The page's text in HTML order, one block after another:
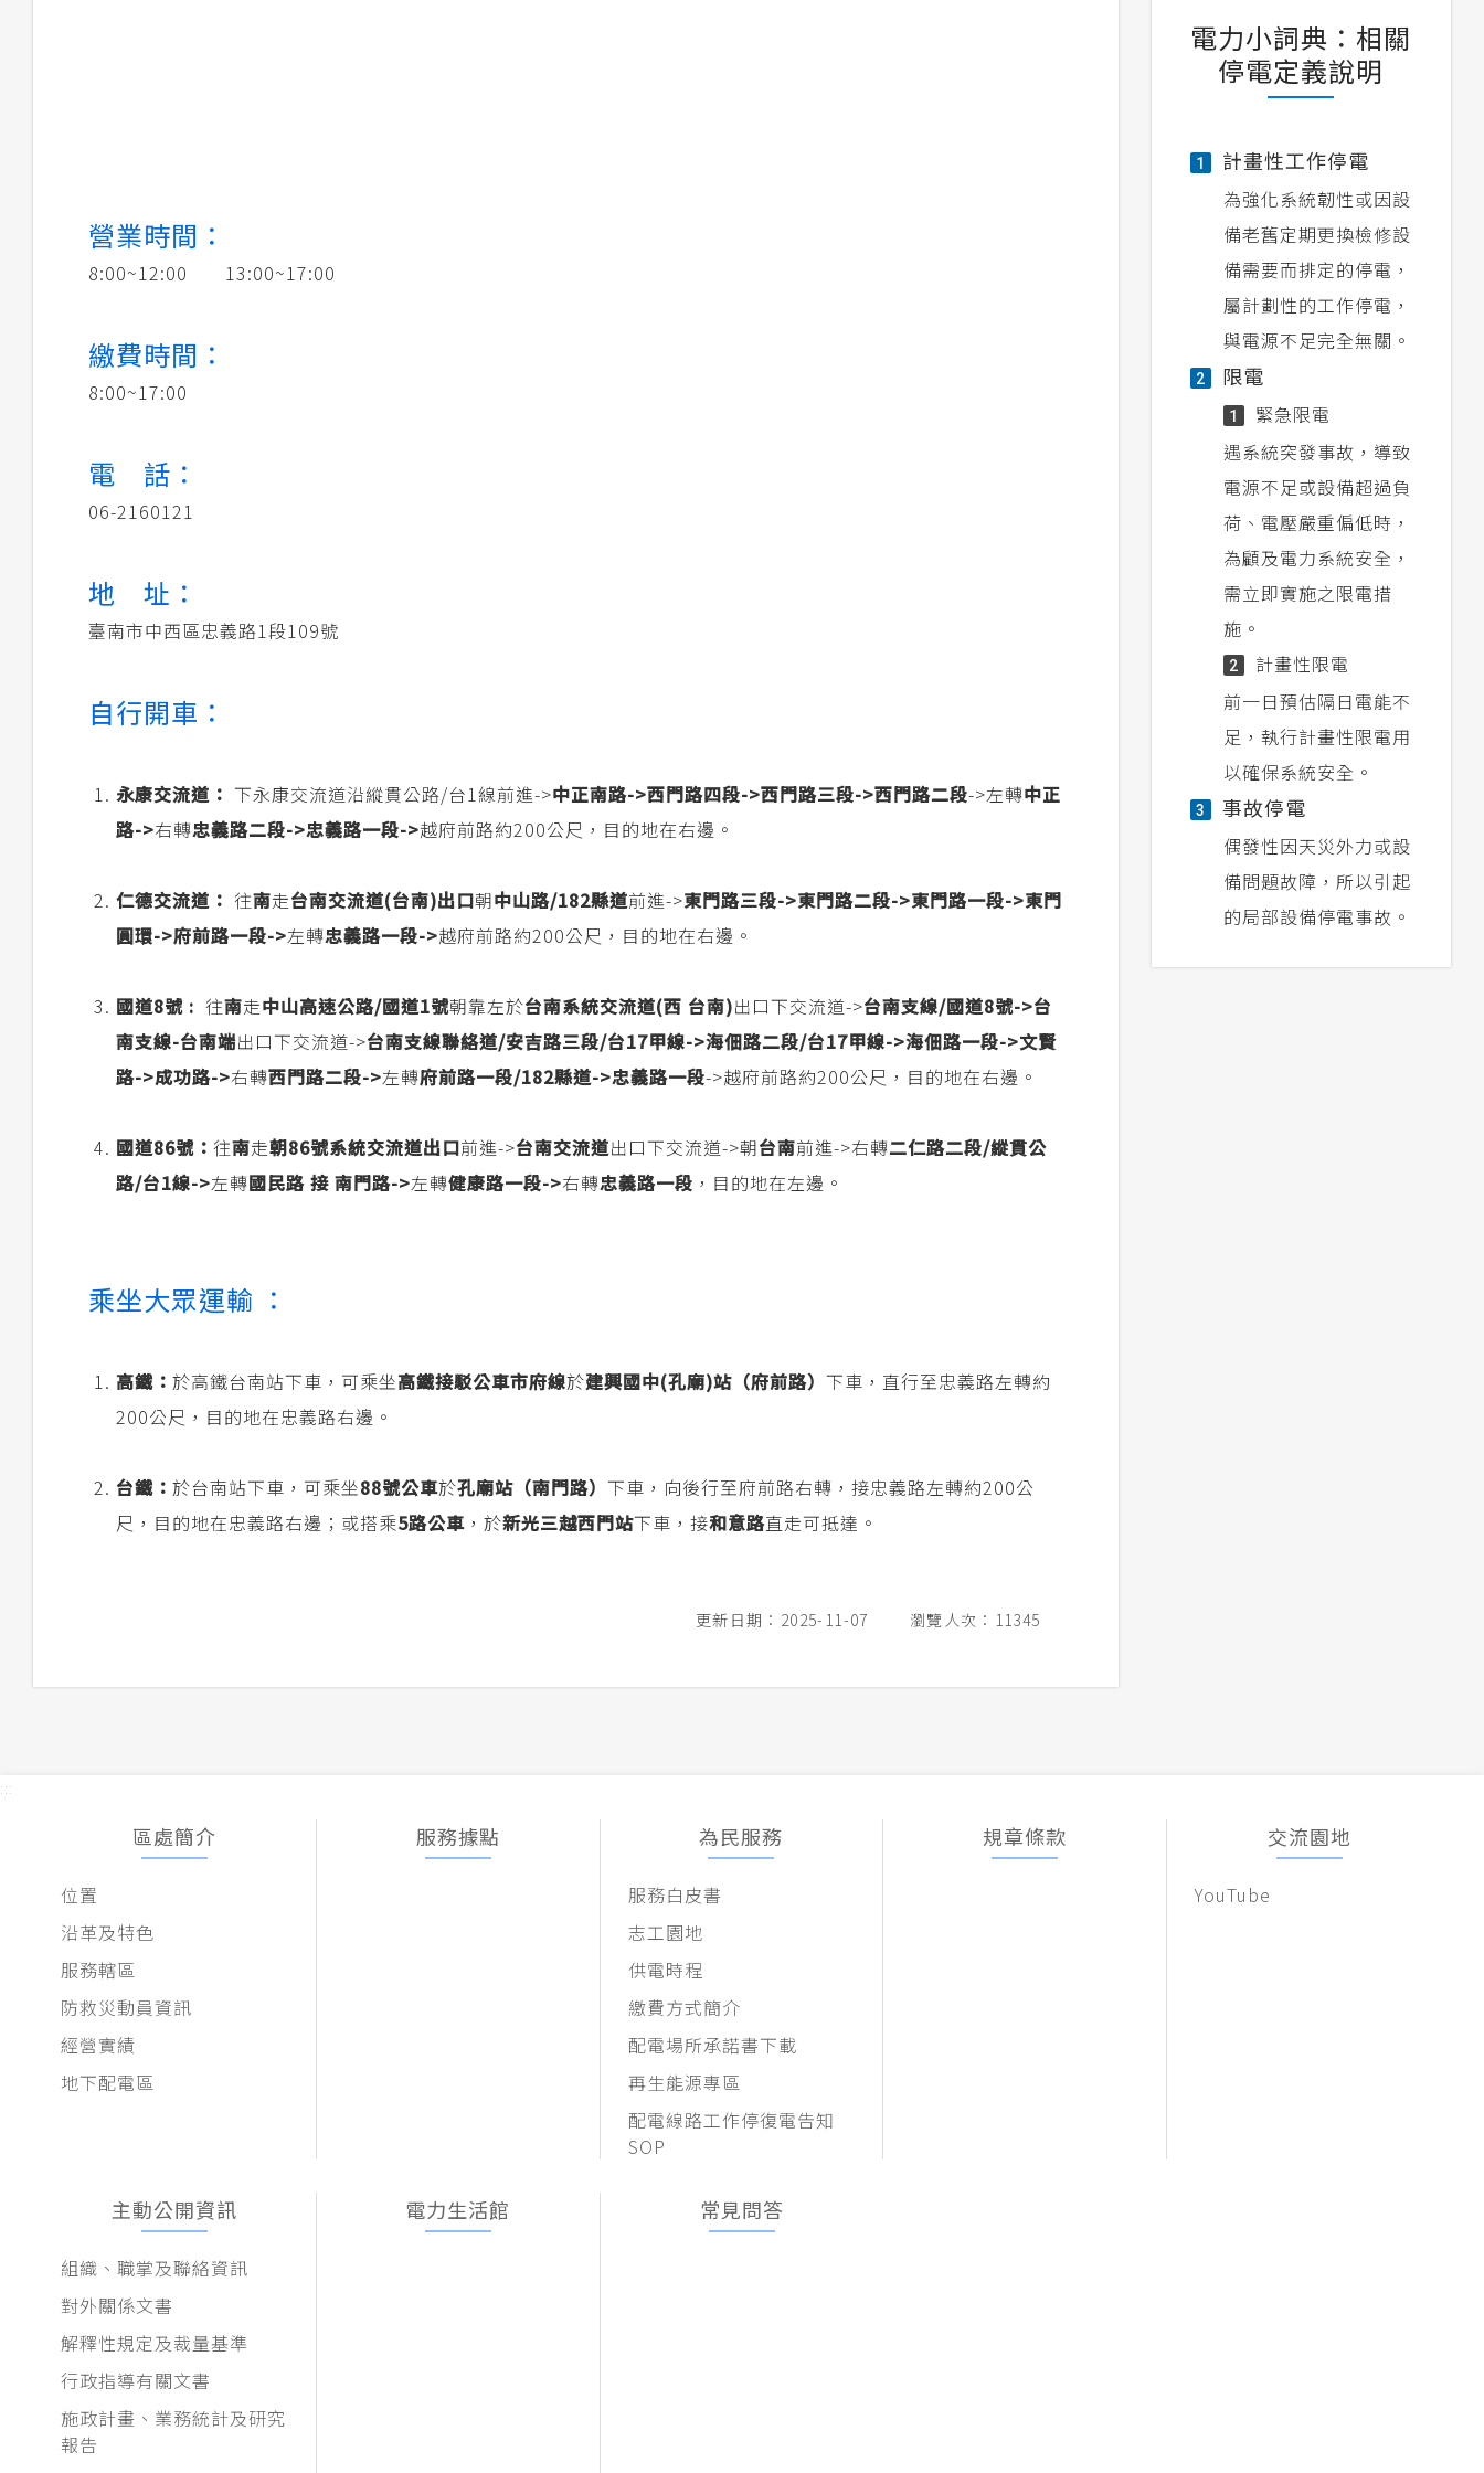
營業時間：
8:00~12:00 13:00~17:00
繳費時間：
8:00~17:00
電 話：
06-2160121
地 址：
臺南市中西區忠義路1段109號
自行開車：
永康交流道： 下永康交流道沿縱貫公路/台1線前進->中正南路->西門路四段->西門路三段->西門路二段->左轉中正
路->右轉忠義路二段->忠義路一段->越府前路約200公尺，目的地在右邊。
仁德交流道： 往南走台南交流道(台南)出口朝中山路/182縣道前進->東門路三段->東門路二段->東門路一段->東門
圓環->府前路一段->左轉忠義路一段->越府前路約200公尺，目的地在右邊。
國道8號 : 往南走中山高速公路/國道1號朝靠左於台南系統交流道(西 台南)出口下交流道->台南支線/國道8號->台
南支線-台南端出口下交流道->台南支線聯絡道/安吉路三段/台17甲線->海佃路二段/台17甲線->海佃路一段->文賢
路->成功路->右轉西門路二段->左轉府前路一段/182縣道->忠義路一段->越府前路約200公尺，目的地在右邊。
國道86號： 往南走朝86號系統交流道出口前進->台南交流道出口下交流道->朝台南前進->右轉二仁路二段/縱貫公
路/台1線->左轉國民路 接 南門路->左轉健康路一段->右轉忠義路一段 ，目的地在左邊。
乘坐大眾運輸 ：
高鐵： 於高鐵台南站下車，可乘坐高鐵接駁公車市府線於建興國中(孔廟)站（府前路） 下車，直行至忠義路左轉約
200公尺，目的地在忠義路右邊。
台鐵： 於台南站下車，可乘坐88號公車於孔廟站（南門路） 下車，向後行至府前路右轉，接忠義路左轉約200公
尺，目的地在忠義路右邊；或搭乘5路公車 ，於新光三越西門站下車，接和意路直走可抵達。
更新日期：2025-11-07 瀏覽人次：11345
電力小詞典：相關
停電定義說明
1 計畫性工作停電
為強化系統韌性或因設
備老舊定期更換檢修設
備需要而排定的停電，
屬計劃性的工作停電，
與電源不足完全無關。
2 限電
1
緊急限電
遇系統突發事故，導致
電源不足或設備超過負
荷、電壓嚴重偏低時，
為顧及電力系統安全，
需立即實施之限電措
施。
2
計畫性限電
前一日預估隔日電能不
足，執行計畫性限電用
以確保系統安全。
3 事故停電
偶發性因天災外力或設
備問題故障，所以引起
的局部設備停電事故。
:::
區處簡介
位置
沿革及特色
服務轄區
防救災動員資訊
經營實績
地下配電區
服務據點 為民服務
服務白皮書
志工園地
供電時程
繳費方式簡介
配電場所承諾書下載
再生能源專區
配電線路工作停復電告知
SOP
規章條款 交流園地
YouTube
主動公開資訊
組織、職掌及聯絡資訊
對外關係文書
解釋性規定及裁量基準
行政指導有關文書
施政計畫、業務統計及研究
報告
電力生活館 常見問答